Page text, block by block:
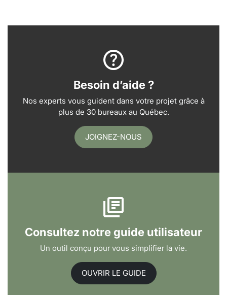
Besoin d’aide ?
Nos experts vous guident dans votre projet grâce à
plus de 30 bureaux au Québec.
JOIGNEZ-NOUS
Consultez notre guide utilisateur
Un outil conçu pour vous simplifier la vie.
OUVRIR LE GUIDE